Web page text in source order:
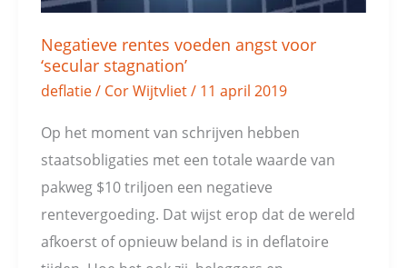
Negatieve rentes voeden angst voor
‘secular stagnation’
deflatie/ Cor Wijtvliet/ 11 april 2019
Op het moment van schrijven hebben
staatsobligaties met een totale waarde van
pakweg $10 triljoen een negatieve
rentevergoeding. Dat wijst erop dat de wereld
afkoerst of opnieuw beland is in deflatoire